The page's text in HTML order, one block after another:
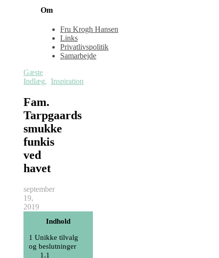
Om
Fru Krogh Hansen
Links
Privatlivspolitik
Samarbejde
Gæste
Indlæg, Inspiration
Fam.
Tarpgaards
smukke
funkis
ved
havet
september
19,
2019
Indhold
1 Unikke tilvalg
og beslutninger
1.1